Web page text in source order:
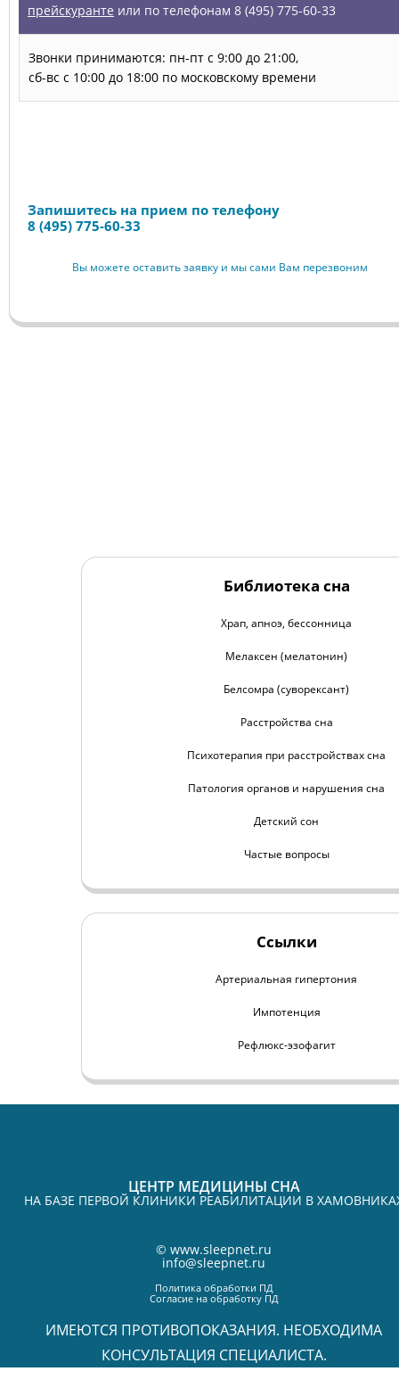
прейскуранте или по телефонам 8 (495) 775-60-33
Звонки принимаются: пн-пт с 9:00 до 21:00,
сб-вс с 10:00 до 18:00 по московскому времени
Запишитесь на прием по телефону
8 (495) 775-60-33
Вы можете оставить заявку и мы сами Вам перезвоним
Библиотека сна
Храп, апноэ, бессонница
Мелаксен (мелатонин)
Белсомра (суворексант)
Расстройства сна
Психотерапия при расстройствах сна
Патология органов и нарушения сна
Детский сон
Частые вопросы
Ссылки
Артериальная гипертония
Импотенция
Рефлюкс-эзофагит
ЦЕНТР МЕДИЦИНЫ СНА
НА БАЗЕ ПЕРВОЙ КЛИНИКИ РЕАБИЛИТАЦИИ В
© www.sleepnet.ru
info@sleepnet.ru
Политика обработки ПД
Согласие на обработку ПД
ИМЕЮТСЯ ПРОТИВОПОКАЗАНИЯ. НЕОБХОДИМА
КОНСУЛЬТАЦИЯ СПЕЦИАЛИСТА.